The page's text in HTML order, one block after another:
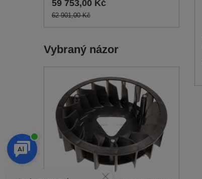
59 753,00 Kč
62 901,00 Kč
Vybraný názor